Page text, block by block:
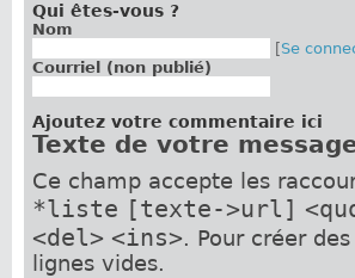
Qui êtes-vous ?
Nom
[Se
Courriel (non publié)
Ajoutez votre commentaire ici
Texte de votre
Ce champ accepte les
*liste [texte->url]
<del> <ins>. Pour créer
lignes vides.